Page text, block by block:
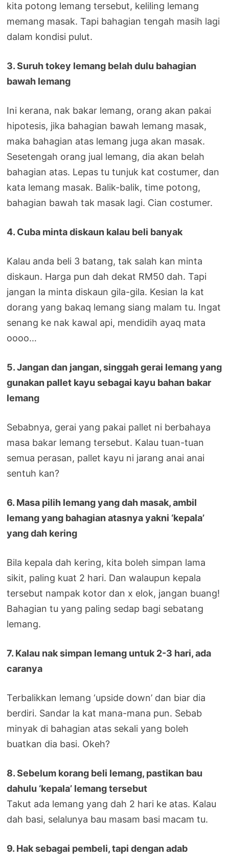
kita potong lemang tersebut, keliling lemang
memang masak. Tapi bahagian tengah masih lagi
dalam kondisi pulut.
3. Suruh tokey lemang belah dulu bahagian
bawah lemang
Ini kerana, nak bakar lemang, orang akan pakai
hipotesis, jika bahagian bawah lemang masak,
maka bahagian atas lemang juga akan masak.
Sesetengah orang jual lemang, dia akan belah
bahagian atas. Lepas tu tunjuk kat costumer, dan
kata lemang masak. Balik-balik, time potong,
bahagian bawah tak masak lagi. Cian costumer.
4. Cuba minta diskaun kalau beli banyak
Kalau anda beli 3 batang, tak salah kan minta
diskaun. Harga pun dah dekat RM50 dah. Tapi
jangan la minta diskaun gila-gila. Kesian la kat
dorang yang bakaq lemang siang malam tu. Ingat
senang ke nak kawal api, mendidih ayaq mata
oooo…
5. Jangan dan jangan, singgah gerai lemang yang
gunakan pallet kayu sebagai kayu bahan bakar
lemang
Sebabnya, gerai yang pakai pallet ni berbahaya
masa bakar lemang tersebut. Kalau tuan-tuan
semua perasan, pallet kayu ni jarang anai anai
sentuh kan?
6. Masa pilih lemang yang dah masak, ambil
lemang yang bahagian atasnya yakni ‘kepala’
yang dah kering
Bila kepala dah kering, kita boleh simpan lama
sikit, paling kuat 2 hari. Dan walaupun kepala
tersebut nampak kotor dan x elok, jangan buang!
Bahagian tu yang paling sedap bagi sebatang
lemang.
7. Kalau nak simpan lemang untuk 2-3 hari, ada
caranya
Terbalikkan lemang ‘upside down’ dan biar dia
berdiri. Sandar la kat mana-mana pun. Sebab
minyak di bahagian atas sekali yang boleh
buatkan dia basi. Okeh?
8. Sebelum korang beli lemang, pastikan bau
dahulu ‘kepala’ lemang tersebut
Takut ada lemang yang dah 2 hari ke atas. Kalau
dah basi, selalunya bau masam basi macam tu.
9. Hak sebagai pembeli, tapi dengan adab